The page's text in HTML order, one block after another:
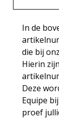
In de
die bij
Hierin
Deze
Equipe
proef